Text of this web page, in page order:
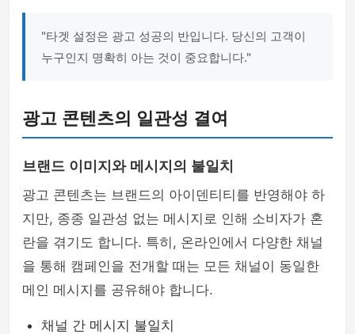
"타겟 설정은 광고 성공의 반입니다. 당신의 고객이
누구인지 명확히 아는 것이 중요합니다."
광고 콘텐츠의 일관성 결여
브랜드 이미지와 메시지의 불일치
광고 콘텐츠는 브랜드의 아이덴티티를 반영해야 하
지만, 종종 일관성 없는 메시지로 인해 소비자가 혼
란을 겪기도 합니다. 특히, 온라인에서 다양한 채널
을 통해 캠페인을 전개할 때는 모든 채널이 동일한
메인 메시지를 공유해야 합니다.
채널 간 메시지 불일치